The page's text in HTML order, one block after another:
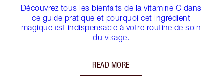
Découvrez tous les bienfaits de la vitamine C dans
ce guide pratique et pourquoi cet ingrédient
magique est indispensable à votre routine de soin
du visage.
READ MORE